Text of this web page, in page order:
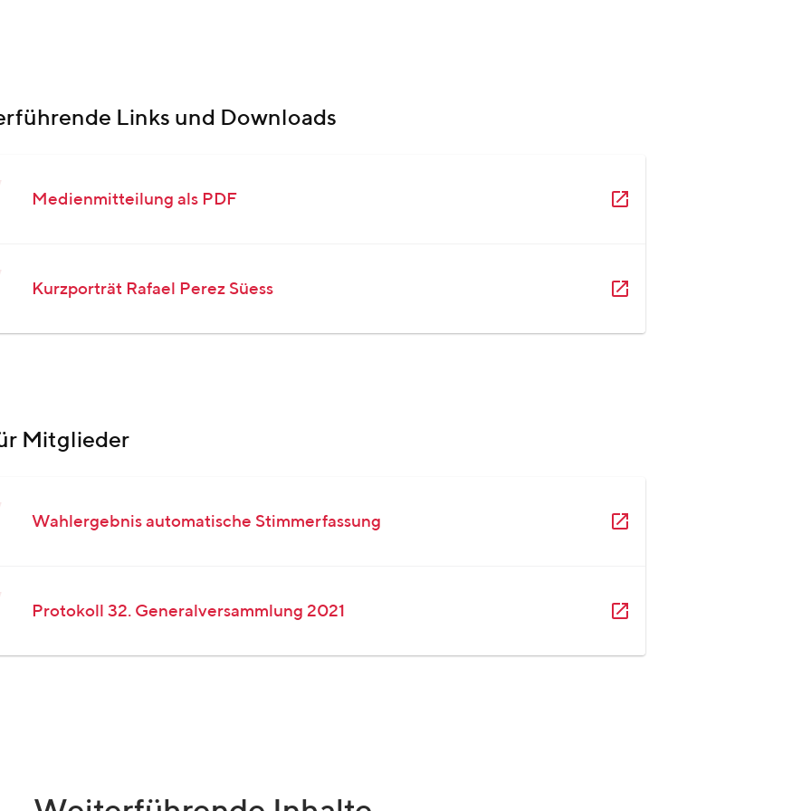
Links und Downloads
Medienmitteilung als PDF
Kurzporträt Rafael Perez Süess
Mitglieder
Wahlergebnis automatische Stimmerfassung
Protokoll 32. Generalversammlung 2021